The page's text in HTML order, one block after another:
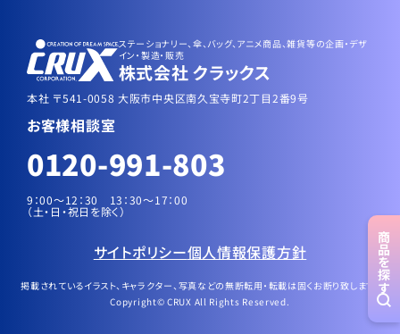
商品
を探す
ステーショナリー、傘、バッグ、アニメ商品、雑貨等の企画・デザ
イン・製造・販売
株式会社 クラックス
本社 〒541-0058 大阪市中央区南久宝寺町2丁目2番9号
お客様相談室
0120-991-803
9：00～12：30 13：30〜17：00
（土・日・祝日を除く）
サイトポリシー個人情報保護方針
掲載されているイラスト、キャラクター、写真などの無断転用・転載は固くお断り致します。
Copyright© CRUX All Rights Reserved.